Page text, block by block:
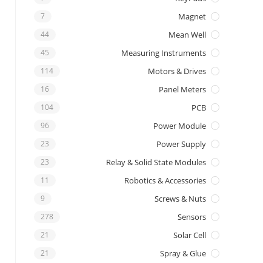
Magnet
7
Mean Well
44
Measuring Instruments
45
Motors & Drives
114
Panel Meters
16
PCB
104
Power Module
96
Power Supply
23
Relay & Solid State Modules
23
Robotics & Accessories
11
Screws & Nuts
9
Sensors
278
Solar Cell
21
Spray & Glue
21